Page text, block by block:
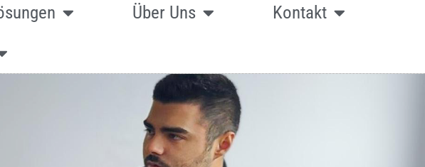
Über Uns
Kontakt
DX C3926i einfach
hier klicken.